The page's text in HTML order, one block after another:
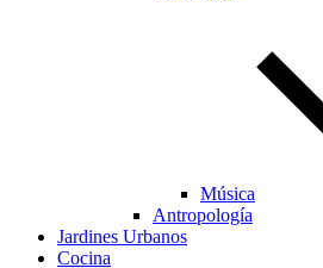
Música
Antropología
Jardines Urbanos
Cocina